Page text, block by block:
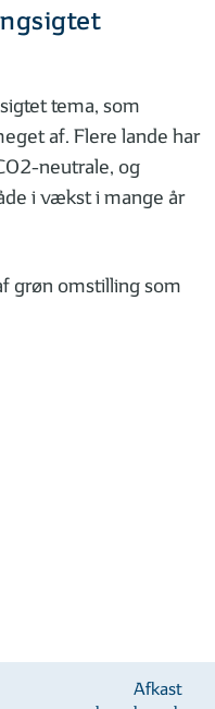
tema, som
af. Flere lande har
neutrale, og
i vækst i mange år
grøn omstilling som
Afkast